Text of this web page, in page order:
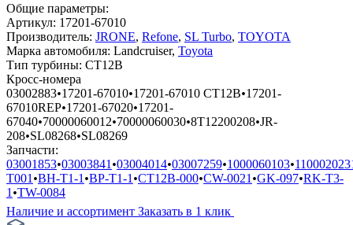
Общие параметры:
Артикул: 17201-67010
Производитель: JRONE, Refone, SL Turbo, TOYOTA
Марка автомобиля: Landcruiser, Toyota
Тип турбины: CT12B
Кросс-номера
03002883•17201-67010•17201-67010 CT12B•17201-
67010REP•17201-67020•17201-
67040•70000060012•70000060030•8T12200208•JR-
208•SL08268•SL08269
Запчасти:
03001853•03003841 •03004014•03007259•1000060103•
T001 •BH-T1-1 •BP-T1-1 •CT12B-000•CW-0021 •GK-097•RK-T3-
1 •TW-0084
Наличие и ассортимент Заказать в 1 клик